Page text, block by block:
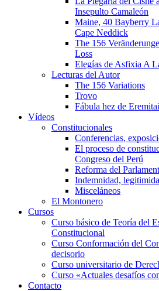
Insepulto Camaleón
Maine, 40 Bayberry
Cape Neddick
The 156
Loss
Elegías de Asfixia A
Lecturas del Autor
The 156 Variations
Trovo
Fábula hez de
Vídeos
Constitucionales
Conferencias,
El proceso de
Congreso del Perú
Reforma del
Indemnidad,
Misceláneos
El Montonero
Cursos
Curso básico de Teoría del
Constitucional
Curso Conformación del
decisorio
Curso universitario de
Curso «Actuales desafíos
Contacto